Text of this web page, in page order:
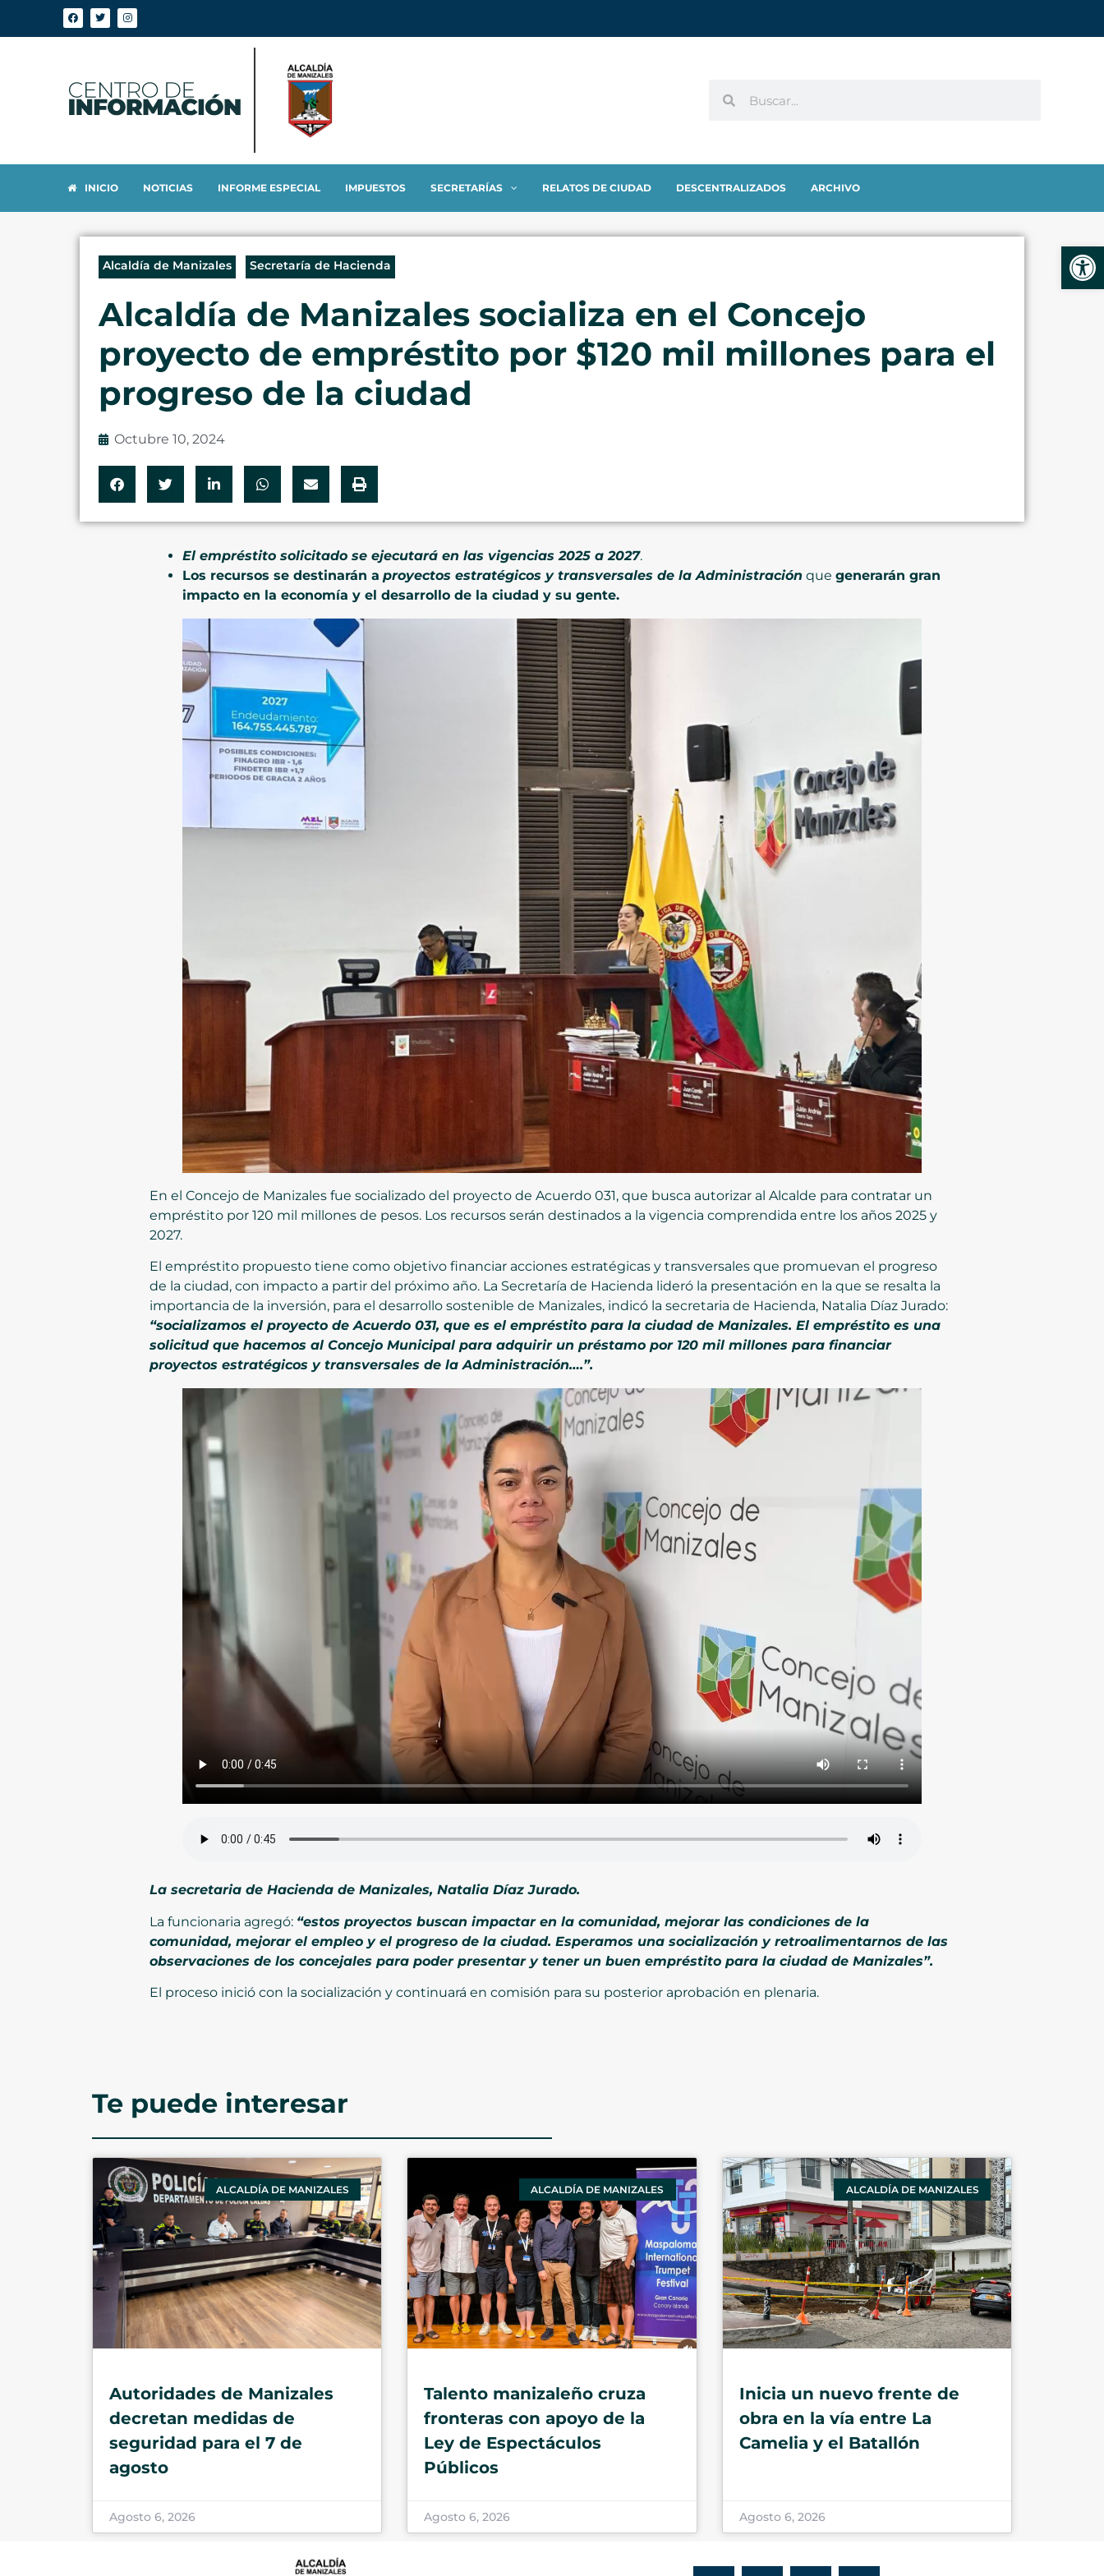
INICIO NOTICIAS INFORME ESPECIAL IMPUESTOS SECRETARÍAS RELATOS DE CIUDAD DESCENTRALIZADOS ARCHIVO
Alcaldía de Manizales Secretaría de Hacienda
Alcaldía de Manizales socializa en el Concejo
proyecto de empréstito por $120 mil millones para el
progreso de la ciudad
Octubre 10, 2024
El empréstito solicitado se ejecutará en las vigencias 2025 a 2027.
Los recursos se destinarán a proyectos estratégicos y transversales de la Administración que generarán gran
impacto en la economía y el desarrollo de la ciudad y su gente.
En el Concejo de Manizales fue socializado del proyecto de Acuerdo 031, que busca autorizar al Alcalde para contratar un
empréstito por 120 mil millones de pesos. Los recursos serán destinados a la vigencia comprendida entre los años 2025 y
2027.
El empréstito propuesto tiene como objetivo financiar acciones estratégicas y transversales que promuevan el progreso
de la ciudad, con impacto a partir del próximo año. La Secretaría de Hacienda lideró la presentación en la que se resalta la
importancia de la inversión, para el desarrollo sostenible de Manizales, indicó la secretaria de Hacienda, Natalia Díaz Jurado:
“socializamos el proyecto de Acuerdo 031, que es el empréstito para la ciudad de Manizales. El empréstito es una
solicitud que hacemos al Concejo Municipal para adquirir un préstamo por 120 mil millones para financiar
proyectos estratégicos y transversales de la Administración….”.
La secretaria de Hacienda de Manizales, Natalia Díaz Jurado.
La funcionaria agregó: “estos proyectos buscan impactar en la comunidad, mejorar las condiciones de la
comunidad, mejorar el empleo y el progreso de la ciudad. Esperamos una socialización y retroalimentarnos de las
observaciones de los concejales para poder presentar y tener un buen empréstito para la ciudad de Manizales”.
El proceso inició con la socialización y continuará en comisión para su posterior aprobación en plenaria.
Te puede interesar
ALCALDÍA DE MANIZALES
Autoridades de Manizales
decretan medidas de
seguridad para el 7 de
agosto
Agosto 6, 2026
ALCALDÍA DE MANIZALES
Talento manizaleño cruza
fronteras con apoyo de la
Ley de Espectáculos
Públicos
Agosto 6, 2026
ALCALDÍA DE MANIZALES
Inicia un nuevo frente de
obra en la vía entre La
Camelia y el Batallón
Agosto 6, 2026